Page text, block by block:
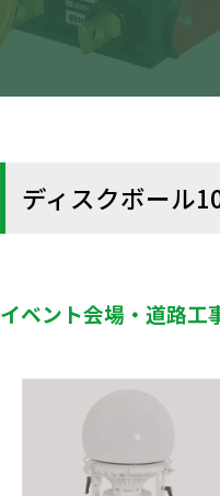
ディスクボール
イベント会場・道路工